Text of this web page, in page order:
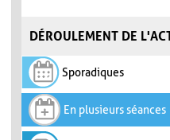
DÉROULEMENT DE
Sporadiques
En plusieurs séances